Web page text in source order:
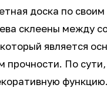
доска по
склеены между
является
По сути,